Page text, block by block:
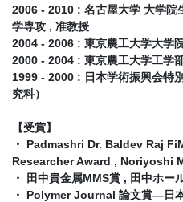
2006 - 2010 : 名古屋大学 大学院
学専攻 , 准教授
2004 - 2006 : 東京農工大学大学
2000 - 2004 : 東京農工大学工学
1999 - 2000 : 日本学術振興会特
究科）
【受賞】
・ Padmashri Dr. Baldev Raj
Researcher Award , Noriyoshi
・ 田中貴金属MMS賞 , 田中ホー
・ Polymer Journal 論文賞―日